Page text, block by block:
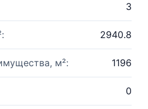
3
2940.8
м²: 1196
0